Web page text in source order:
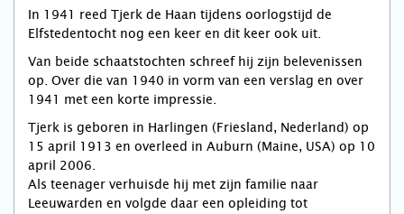
In 1941 reed Tjerk de Haan tijdens oorlogstijd de
Elfstedentocht nog een keer en dit keer ook uit.
Van beide schaatstochten schreef hij zijn belevenissen
op. Over die van 1940 in vorm van een verslag en over
1941 met een korte impressie.
Tjerk is geboren in Harlingen (Friesland, Nederland) op
15 april 1913 en overleed in Auburn (Maine, USA) op 10
april 2006.
Als teenager verhuisde hij met zijn familie naar
Leeuwarden en volgde daar een opleiding tot